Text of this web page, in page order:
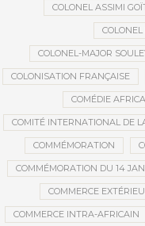
COLONEL ASSIMI
COLONEL-MAJOR
COLONISATION FRANÇAISE
COMÉDIE
COMITÉ INTERNATIONAL DE
COMMÉMORATION
COMMÉMORATION DU 14
COMMERCE
COMMERCE INTRA-AFRICAIN